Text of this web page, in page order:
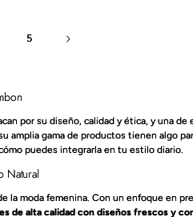
5
por su diseño, calidad y ética, y una de
amplia gama de productos tienen algo
puedes integrarla en tu estilo diario.
Natural
la moda femenina. Con un enfoque en
de alta calidad con diseños frescos y